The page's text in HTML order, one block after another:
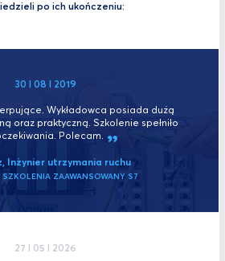
po ich ukończeniu:
30 I 08 I 2019
Wykładowca posiada dużą
oraz praktyczną. Szkolenie spełniło
Polecam.
Inżynier utrzymania ruchu
SZKOLENIA ZAAWANSOWANY S7
27 I 05 I 2026